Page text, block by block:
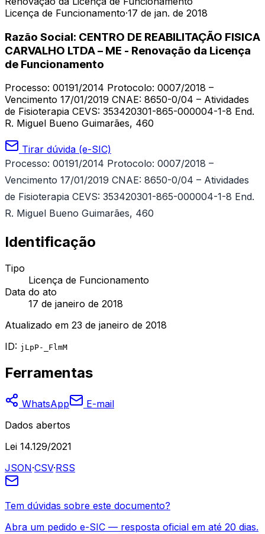
Licença de Funcionamento·17 de jan. de 2018
Razão Social: CENTRO DE REABILITAÇÃO FISICA
CARVALHO LTDA – ME - Renovação da Licença
de Funcionamento
Processo: 00191/2014 Protocolo: 0007/2018 –
Vencimento 17/01/2019 CNAE: 8650-0/04 – Atividades
de Fisioterapia CEVS: 353420301-865-000004-1-8 End.
R. Miguel Bueno Guimarães, 460
Tirar dúvida (e-SIC)
Processo: 00191/2014 Protocolo: 0007/2018 –
Vencimento 17/01/2019 CNAE: 8650-0/04 – Atividades
de Fisioterapia CEVS: 353420301-865-000004-1-8 End.
R. Miguel Bueno Guimarães, 460
Identificação
Tipo
Licença de Funcionamento
Data do ato
17 de janeiro de 2018
Atualizado em 23 de janeiro de 2018
ID: jLpP-_FlmM
Ferramentas
WhatsApp
E-mail
Dados abertos
Lei 14.129/2021
JSON·CSV·RSS
Tem dúvidas sobre este documento?
Abra um pedido e-SIC — resposta oficial em até 20 dias.